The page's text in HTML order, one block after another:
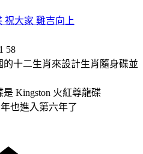
祝大家 雞吉向上
十二生肖來設計生肖隨身碟並
Kingston 火紅尊龍碟
也進入第六年了